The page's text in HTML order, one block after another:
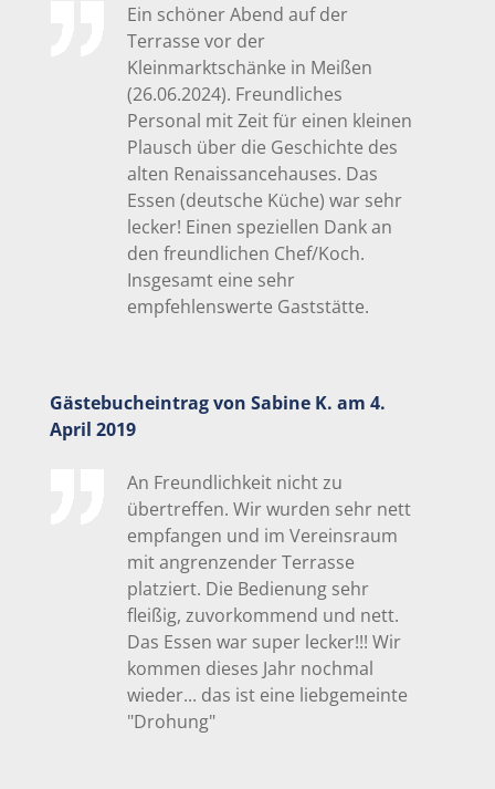
Ein schöner Abend auf der
Terrasse vor der
Kleinmarktschänke in Meißen
(26.06.2024). Freundliches
Personal mit Zeit für einen kleinen
Plausch über die Geschichte des
alten Renaissancehauses. Das
Essen (deutsche Küche) war sehr
lecker! Einen speziellen Dank an
den freundlichen Chef/Koch.
Insgesamt eine sehr
empfehlenswerte Gaststätte.
Gästebucheintrag von Sabine K. am 4.
April 2019
An Freundlichkeit nicht zu
übertreffen. Wir wurden sehr nett
empfangen und im Vereinsraum
mit angrenzender Terrasse
platziert. Die Bedienung sehr
fleißig, zuvorkommend und nett.
Das Essen war super lecker!!! Wir
kommen dieses Jahr nochmal
wieder... das ist eine liebgemeinte
"Drohung"